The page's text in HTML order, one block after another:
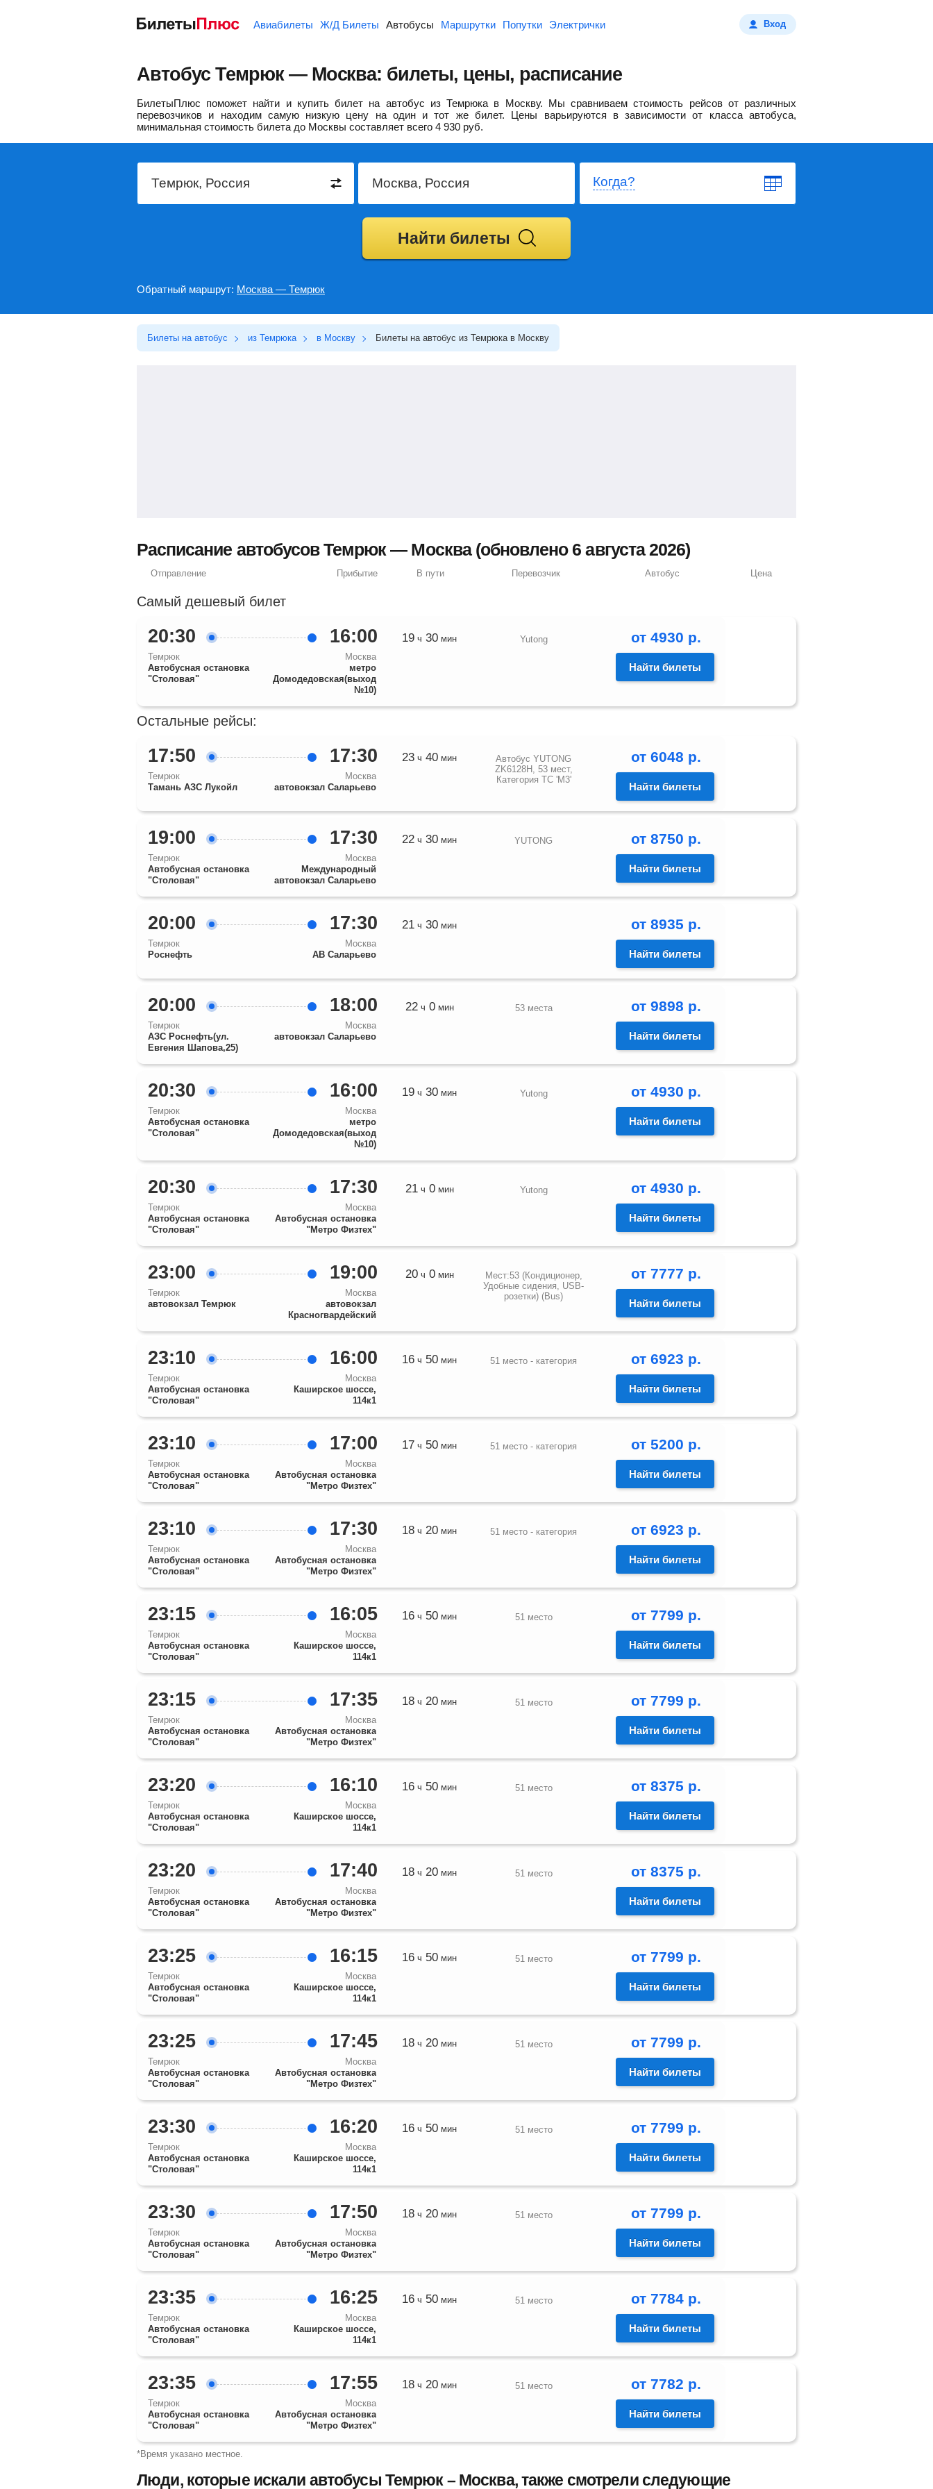
Авиабилеты Ж/Д Билеты Автобусы Маршрутки Попутки Электрички Вход
Автобус Темрюк — Москва: билеты, цены, расписание
БилетыПлюс поможет найти и купить билет на автобус из Темрюка в Москву. Мы сравниваем стоимость рейсов от различных
перевозчиков и находим самую низкую цену на один и тот же билет. Цены варьируются в зависимости от класса автобуса,
минимальная стоимость билета до Москвы составляет всего 4 930 руб.
Когда?
Найти билеты
Обратный маршрут: Москва — Темрюк
Билеты на автобус из Темрюка в Москву Билеты на автобус из Темрюка в Москву
Расписание автобусов Темрюк — Москва (обновлено 6 августа 2026)
Отправление Прибытие В пути Перевозчик Автобус Цена
Самый дешевый билет
20:30
Темрюк
Автобусная остановка
"Столовая"
16:00
Москва
метро
Домодедовская(выход
№10)
19 ч 30 мин Yutong от 4930 р.
Найти билеты
Остальные рейсы:
17:50
Темрюк
Тамань АЗС Лукойл
17:30
Москва
автовокзал Саларьево
23 ч 40 мин
Автобус YUTONG
ZK6128H, 53 мест,
Категория ТС 'М3'
от 6048 р.
Найти билеты
19:00
Темрюк
Автобусная остановка
"Столовая"
17:30
Москва
Международный
автовокзал Саларьево
22 ч 30 мин YUTONG от 8750 р.
Найти билеты
20:00
Темрюк
Роснефть
17:30
Москва
АВ Саларьево
21 ч 30 мин от 8935 р.
Найти билеты
20:00
Темрюк
АЗС Роснефть(ул.
Евгения Шапова,25)
18:00
Москва
автовокзал Саларьево
22ч 0мин 53 места от 9898 р.
Найти билеты
20:30
Темрюк
Автобусная остановка
"Столовая"
16:00
Москва
метро
Домодедовская(выход
№10)
19 ч 30 мин Yutong от 4930 р.
Найти билеты
20:30
Темрюк
Автобусная остановка
"Столовая"
17:30
Москва
Автобусная остановка
"Метро Физтех"
21ч 0мин Yutong от 4930 р.
Найти билеты
23:00
Темрюк
автовокзал Темрюк
19:00
Москва
автовокзал
Красногвардейский
20ч 0мин
Мест:53 (Кондиционер,
Удобные сидения, USB-
розетки) (Bus)
от 7777 р.
Найти билеты
23:10
Темрюк
Автобусная остановка
"Столовая"
16:00
Москва
Каширское шоссе,
114к1
16 ч 50 мин 51 место - категория от 6923 р.
Найти билеты
23:10
Темрюк
Автобусная остановка
"Столовая"
17:00
Москва
Автобусная остановка
"Метро Физтех"
17 ч 50 мин 51 место - категория от 5200 р.
Найти билеты
23:10
Темрюк
Автобусная остановка
"Столовая"
17:30
Москва
Автобусная остановка
"Метро Физтех"
18 ч 20 мин 51 место - категория от 6923 р.
Найти билеты
23:15
Темрюк
Автобусная остановка
"Столовая"
16:05
Москва
Каширское шоссе,
114к1
16 ч 50 мин 51 место от 7799 р.
Найти билеты
23:15
Темрюк
Автобусная остановка
"Столовая"
17:35
Москва
Автобусная остановка
"Метро Физтех"
18 ч 20 мин 51 место от 7799 р.
Найти билеты
23:20
Темрюк
Автобусная остановка
"Столовая"
16:10
Москва
Каширское шоссе,
114к1
16 ч 50 мин 51 место от 8375 р.
Найти билеты
23:20
Темрюк
Автобусная остановка
"Столовая"
17:40
Москва
Автобусная остановка
"Метро Физтех"
18 ч 20 мин 51 место от 8375 р.
Найти билеты
23:25
Темрюк
Автобусная остановка
"Столовая"
16:15
Москва
Каширское шоссе,
114к1
16 ч 50 мин 51 место от 7799 р.
Найти билеты
23:25
Темрюк
Автобусная остановка
"Столовая"
17:45
Москва
Автобусная остановка
"Метро Физтех"
18 ч 20 мин 51 место от 7799 р.
Найти билеты
23:30
Темрюк
Автобусная остановка
"Столовая"
16:20
Москва
Каширское шоссе,
114к1
16 ч 50 мин 51 место от 7799 р.
Найти билеты
23:30
Темрюк
Автобусная остановка
"Столовая"
17:50
Москва
Автобусная остановка
"Метро Физтех"
18 ч 20 мин 51 место от 7799 р.
Найти билеты
23:35
Темрюк
Автобусная остановка
"Столовая"
16:25
Москва
Каширское шоссе,
114к1
16 ч 50 мин 51 место от 7784 р.
Найти билеты
23:35
Темрюк
Автобусная остановка
"Столовая"
17:55
Москва
Автобусная остановка
"Метро Физтех"
18 ч 20 мин 51 место от 7782 р.
Найти билеты
*Время указано местное.
Люди, которые искали автобусы Темрюк – Москва, также смотрели следующие